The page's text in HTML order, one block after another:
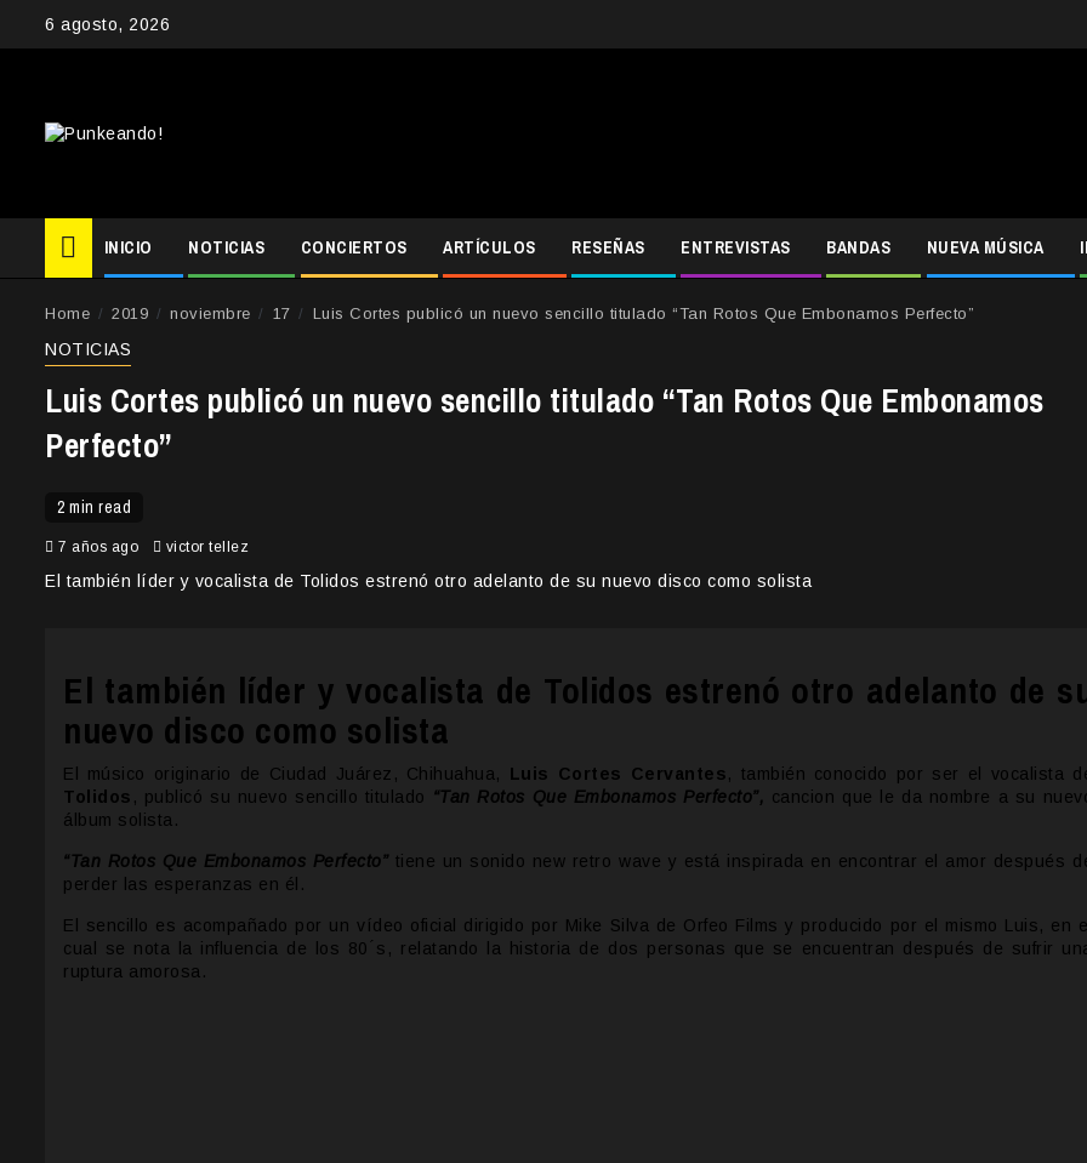
6 agosto, 2026
INICIO NOTICIAS CONCIERTOS ARTÍCULOS RESEÑAS ENTREVISTAS BANDAS NUEVA MÚSICA
Home 2019 noviembre 17 Luis Cortes publicó un nuevo sencillo titulado “Tan Rotos Que Embonamos Perfecto”
NOTICIAS
Luis Cortes publicó un nuevo sencillo titulado “Tan Rotos Que Embonamos
Perfecto”
2 min read
7 años ago victor tellez
El también líder y vocalista de Tolidos estrenó otro adelanto de su nuevo disco como solista
El también líder y vocalista de Tolidos estrenó otro adelanto de
nuevo disco como solista
El músico originario de Ciudad Juárez, Chihuahua, Luis Cortes Cervantes, también conocido por ser el vocalista
Tolidos , publicó su nuevo sencillo titulado “Tan Rotos Que Embonamos Perfecto”, cancion que le da nombre a su
álbum solista.
“Tan Rotos Que Embonamos Perfecto” tiene un sonido new retro wave y está inspirada en encontrar el amor después
perder las esperanzas en él.
El sencillo es acompañado por un vídeo oficial dirigido por Mike Silva de Orfeo Films y producido por el mismo Luis, en
cual se nota la influencia de los 80 ́s, relatando la historia de dos personas que se encuentran después de sufrir
ruptura amorosa.